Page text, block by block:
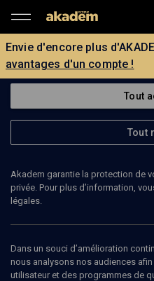
Envie d'encore plus
avantages d'un compte !
journalise Haaretz
Tamar Rotem est journaliste au
Tout
Tout
Akadem garantie la protection de
privée. Pour plus d’information,
légales.
Dans un souci d’amélioration
nous analysons nos audiences
utilisateur et des programmes de